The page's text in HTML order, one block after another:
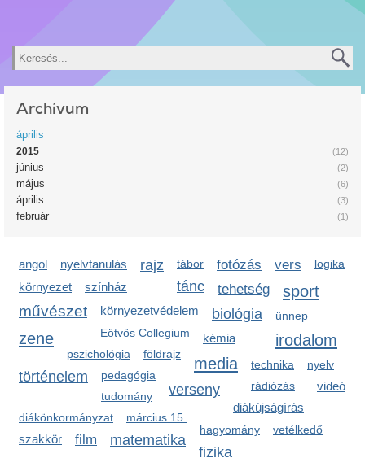
Keresés
Archívum
április
(12)
2015
(2)
június
(6)
május
(3)
április
(1)
február
angol nyelvtanulás rajz tábor fotózás vers
környezet színház
logika
tánc tehetség sport
művészet környezetvédelem biológia
ünnep
Eötvös Collegium
zene irodalom
kémia
pszichológia földrajz media technika
történelem
pedagógia
rádiózás
verseny
tudomány
diákújságírás
nyelv
diákönkormányzat
videó
március 15.
hagyomány
vetélkedő
szakkör film matematika
fizika